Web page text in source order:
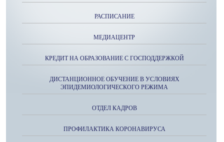
РАСПИСАНИЕ
МЕДИАЦЕНТР
КРЕДИТ НА ОБРАЗОВАНИЕ С ГОСПОДДЕРЖКОЙ
ДИСТАНЦИОННОЕ ОБУЧЕНИЕ В УСЛОВИЯХ
ЭПИДЕМИОЛОГИЧЕСКОГО РЕЖИМА
ОТДЕЛ КАДРОВ
ПРОФИЛАКТИКА КОРОНАВИРУСА